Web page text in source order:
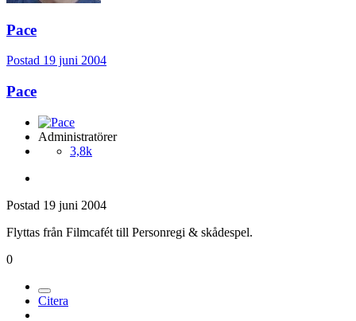
Pace
Postad 19 juni 2004
Pace
Administratörer
3,8k
Postad 19 juni 2004
Flyttas från Filmcafét till Personregi & skådespel.
0
Citera